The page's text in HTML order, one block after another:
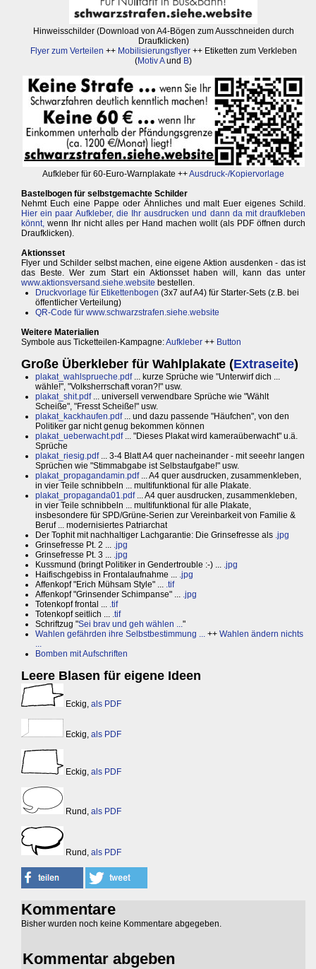
Hinweisschilder (Download von A4-Bögen zum Ausschneiden durch
Draufklicken)
Flyer zum Verteilen ++ Mobilisierungsflyer++ Etiketten zum Verkleben
(Motiv Aund B)
Aufkleber für 60-Euro-Warnplakate ++Ausdruck-/Kopiervorlage
Bastelbogen für selbstgemachte Schilder
Nehmt Euch eine Pappe oder Ähnliches und malt Euer eigenes Schild.
Hier ein paar Aufkleber, die Ihr ausdrucken und dann da mit draufkleben
könnt, wenn Ihr nicht alles per Hand machen wollt (als PDF öffnen durch
Draufklicken).
Aktionsset
Flyer und Schilder selbst machen, eine eigene Aktion ausdenken - das ist
das Beste. Wer zum Start ein Aktionsset haben will, kann das unter
www.aktionsversand.siehe.website bestellen.
Druckvorlage für Etikettenbogen (3x7 auf A4) für Starter-Sets (z.B. bei
öffentlicher Verteilung)
QR-Code für www.schwarzstrafen.siehe.website
Weitere Materialien
Symbole aus Ticketteilen-Kampagne:Aufkleber ++ Button
Große Überkleber für Wahlplakate (Extraseite)
plakat_wahlsprueche.pdf... kurze Sprüche wie "Unterwirf dich ...
wähle!", "Volksherrschaft voran?!" usw.
plakat_shit.pdf... universell verwendbare Sprüche wie "Wählt
Scheiße", "Fresst Scheiße!" usw.
plakat_kackhaufen.pdf... und dazu passende "Häufchen", von den
Politiker gar nicht genug bekommen können
plakat_ueberwacht.pdf... "Dieses Plakat wird kameraüberwacht" u.ä.
Sprüche
plakat_riesig.pdf... 3-4 Blatt A4 quer nacheinander - mit seeehr langen
Sprüchen wie "Stimmabgabe ist Selbstaufgabe!" usw.
plakat_propagandamin.pdf... A4 quer ausdrucken, zusammenkleben,
in vier Teile schnibbeln ... multifunktional für alle Plakate.
plakat_propaganda01.pdf... A4 quer ausdrucken, zusammenkleben,
in vier Teile schnibbeln ... multifunktional für alle Plakate,
insbesondere für SPD/Grüne-Serien zur Vereinbarkeit von Familie &
Beruf ... modernisiertes Patriarchat
Der Tophit mit nachhaltiger Lachgarantie: Die Grinsefresse als .jpg
Grinsefresse Pt. 2 ... .jpg
Grinsefresse Pt. 3 ... .jpg
Kussmund (bringt Politiker in Gendertrouble :-) ... .jpg
Haifischgebiss in Frontalaufnahme ... .jpg
Affenkopf "Erich Mühsam Style" ... .tif
Affenkopf "Grinsender Schimpanse" ... .jpg
Totenkopf frontal ... .tif
Totenkopf seitlich ... .tif
Schriftzug "Sei brav und geh wählen ..."
Wahlen gefährden ihre Selbstbestimmung ... ++ Wahlen ändern nichts
...
Bomben mit Aufschriften
Leere Blasen für eigene Ideen
Eckig, als PDF
Eckig, als PDF
Eckig, als PDF
Rund, als PDF
Rund, als PDF
Kommentare
Bisher wurden noch keine Kommentare abgegeben.
Kommentar abgeben